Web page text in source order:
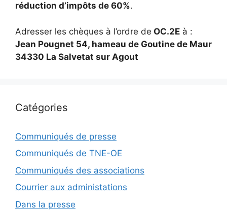
réduction d’impôts de 60%.
Adresser les chèques à l’ordre de OC.2E à :
Jean Pougnet 54, hameau de Goutine de Maur
34330 La Salvetat sur Agout
Catégories
Communiqués de presse
Communiqués de TNE-OE
Communiqués des associations
Courrier aux administations
Dans la presse